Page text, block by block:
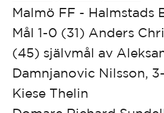
Malmö FF - Halmstads
Mål 1-0 (31) Anders
(45) självmål av
Damnjanovic Nilsson,
Kiese Thelin